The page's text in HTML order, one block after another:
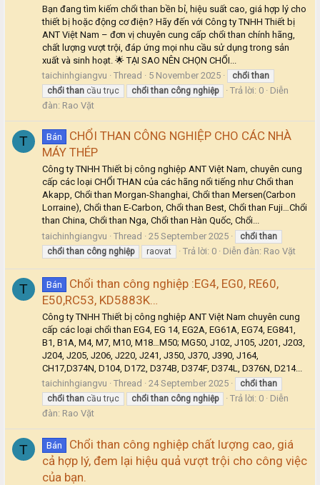
Bạn đang tìm kiếm chổi than bền bỉ, hiệu suất cao, giá hợp lý cho
thiết bị hoặc động cơ điện? Hãy đến với Công ty TNHH Thiết bị
ANT Việt Nam – đơn vị chuyên cung cấp chổi than chính hãng,
chất lượng vượt trội, đáp ứng mọi nhu cầu sử dụng trong sản
xuất và sinh hoạt. 🌟 TẠI SAO NÊN CHỌN CHỔI...
taichinhgiangvu
Thread 5 November 2025 chổi than
chổi than cầu trục chổi than công nghiệp Trả lời: 0
Diễn
đàn: Rao Vặt
T Bán
CHỔI THAN CÔNG NGHIỆP CHO CÁC NHÀ
MÁY THÉP
Công ty TNHH Thiết bị công nghiệp ANT Việt Nam, chuyên cung
cấp các loại CHỔI THAN của các hãng nổi tiếng như Chổi than
Akapp, Chổi than Morgan-Shanghai, Chổi than Mersen(Carbon
Lorraine), Chổi than E-Carbon, Chổi than Best, Chổi than Fuji…Chổi
than China, Chổi than Nga, Chổi than Hàn Quốc, Chổi...
taichinhgiangvu
Thread 25 September 2025 chổi than
chổi than công nghiệp raovat Trả lời: 0 Diễn đàn: Rao Vặt
T Bán
Chổi than công nghiệp :EG4, EG0, RE60,
E50,RC53, KD5883K…
Công ty TNHH Thiết bị công nghiệp ANT Việt Nam chuyên cung
cấp các loại chổi than EG4, EG 14, EG2A, EG61A, EG74, EG841,
B1, B1A, M4, M7, M10, M18…M50; MG50, J102, J105, J201, J203,
J204, J205, J206, J220, J241, J350, J370, J390, J164,
CH17,D374N, D104, D172, D374B, D374F, D374L, D376N, D214...
taichinhgiangvu
Thread 24 September 2025 chổi than
chổi than cầu trục chổi than công nghiệp Trả lời: 0
Diễn
đàn: Rao Vặt
T Bán
Chổi than công nghiệp chất lượng cao, giá
cả hợp lý, đem lại hiệu quả vượt trội cho công việc
của bạn.